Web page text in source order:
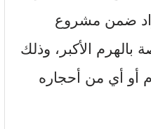
ضمن مشروع
بالهرم الأكبر، وذلك
أو أي من أحجاره